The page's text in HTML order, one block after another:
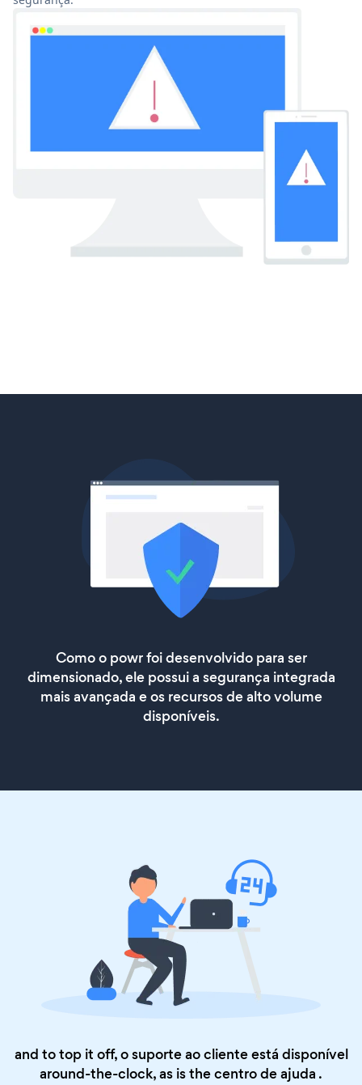
Como o powr foi desenvolvido para ser
dimensionado, ele possui a segurança integrada
mais avançada e os recursos de alto volume
disponíveis.
and to top it off, o suporte ao cliente está disponível
around-the-clock, as is thecentro de ajuda .